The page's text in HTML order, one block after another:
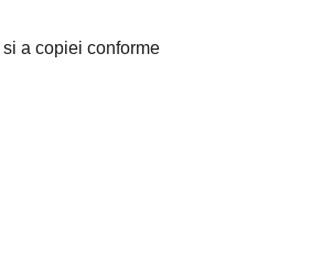
a copiei conforme